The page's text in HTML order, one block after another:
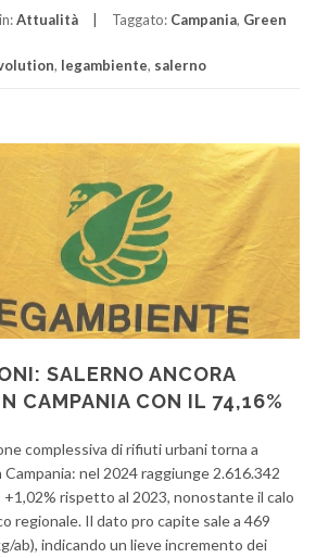
Attualità Taggato: Campania, Green
, legambiente, salerno
SALERNO ANCORA
CAMPANIA CON IL 74,16%
complessiva di rifiuti urbani torna a
nel 2024 raggiunge 2.616.342
rispetto al 2023, nonostante il calo
regionale. Il dato pro capite sale a 469
ab), indicando un lieve incremento dei